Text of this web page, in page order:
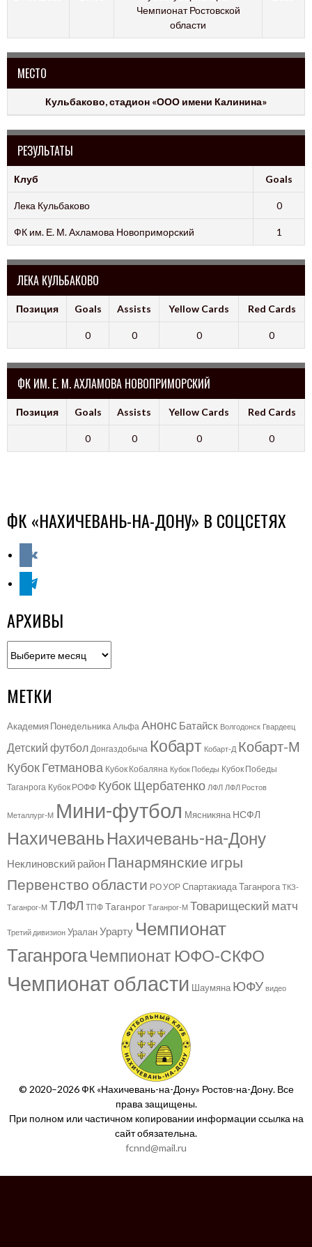
Чемпионат Ростовской
области
МЕСТО
Кульбаково, стадион «ООО имени Калинина»
РЕЗУЛЬТАТЫ
Клуб Goals
Лека Кульбаково 0
ФК им. Е. М. Ахламова Новоприморский 1
ЛЕКА КУЛЬБАКОВО
Позиция Goals Assists Yellow Cards Red Cards
0 0 0 0
ФК ИМ. Е. М. АХЛАМОВА НОВОПРИМОРСКИЙ
Позиция Goals Assists Yellow Cards Red Cards
0 0 0 0
ФК «НАХИЧЕВАНЬ-НА-ДОНУ» В СОЦСЕТЯХ
telegram
АРХИВЫ
МЕТКИ
Академия Понедельника Альфа Анонс Батайск Волгодонск Гвардеец
Детский футбол Донгаздобыча Кобарт Кобарт-Д Кобарт-М
Кубок Гетманова Кубок Кобаляна Кубок Победы Кубок Победы
Таганрога Кубок РОФФ Кубок Щербатенко ЛФЛ ЛФЛ Ростов
Металлург-М Мини-футбол Мясникяна НСФЛ
Нахичевань Нахичевань-на-Дону
Неклиновский район Панармянские игры
Первенство области РО УОР Спартакиада Таганрога ТКЗ-
Таганрог-М ТЛФЛ ТПФ Таганрог Таганрог-М Товарищеский матч
Третий дивизион УраланУрарту Чемпионат
ТаганрогаЧемпионат ЮФО-СКФО
Чемпионат области Шаумяна ЮФУ видео
© 2020–2026 ФК «Нахичевань-на-Дону» Ростов-на-Дону. Все
права защищены.
При полном или частичном копировании информации ссылка на
сайт обязательна.
fcnnd@mail.ru